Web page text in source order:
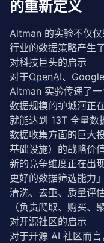
的重新定义
Altman 的实验不仅
行业的数据策略产生
对科技巨头的启示
对于OpenAI、
Altman 实验传递了一
数据规模的护城河正
就能达到 13T 全量数
数据收集方面的巨大
基础设施）的战略价
新的竞争维度正在出
更好的数据筛选能力
清洗、去重、质量评
（负责爬取、购买、
对开源社区的启示
对于开源 AI 社区而